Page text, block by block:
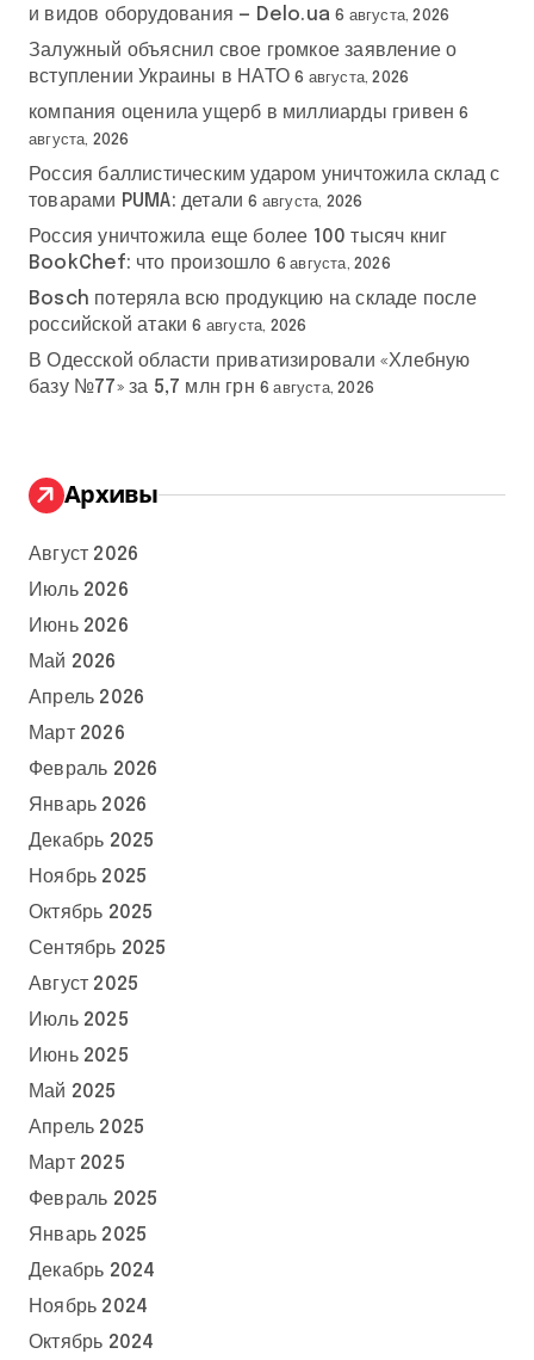
и видов оборудования — Delo.ua 6 августа, 2026
Залужный объяснил свое громкое заявление о
вступлении Украины в НАТО 6 августа, 2026
компания оценила ущерб в миллиарды гривен 6
августа, 2026
Россия баллистическим ударом уничтожила склад с
товарами PUMA: детали 6 августа, 2026
Россия уничтожила еще более 100 тысяч книг
BookChef: что произошло 6 августа, 2026
Bosch потеряла всю продукцию на складе после
российской атаки 6 августа, 2026
В Одесской области приватизировали «Хлебную
базу №77» за 5,7 млн грн 6 августа, 2026
Архивы
Август 2026
Июль 2026
Июнь 2026
Май 2026
Апрель 2026
Март 2026
Февраль 2026
Январь 2026
Декабрь 2025
Ноябрь 2025
Октябрь 2025
Сентябрь 2025
Август 2025
Июль 2025
Июнь 2025
Май 2025
Апрель 2025
Март 2025
Февраль 2025
Январь 2025
Декабрь 2024
Ноябрь 2024
Октябрь 2024